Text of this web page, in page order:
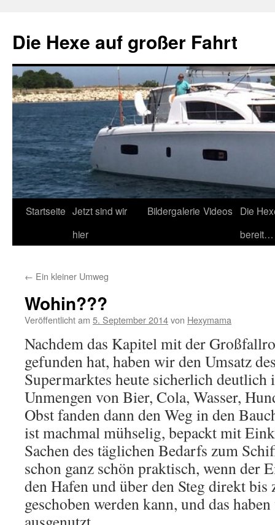
springen
Die Hexe auf großer Fahrt
Startseite Jetzt sind wir
hier
Bildergalerie Videos
Die
bereit…
← Ein kleiner Umweg
Wohin???
Veröffentlicht am 5. September 2014von Hexymama
Nachdem das Kapitel mit der
gefunden hat, haben wir den Umsatz
Supermarktes heute sicherlich deutlich
Unmengen von Bier, Cola, Wasser,
Obst fanden dann den Weg in den
ist machmal mühselig, bepackt mit
Sachen des täglichen Bedarfs zum
schon ganz schön praktisch, wenn der
den Hafen und über den Steg direkt bis
geschoben werden kann, und das